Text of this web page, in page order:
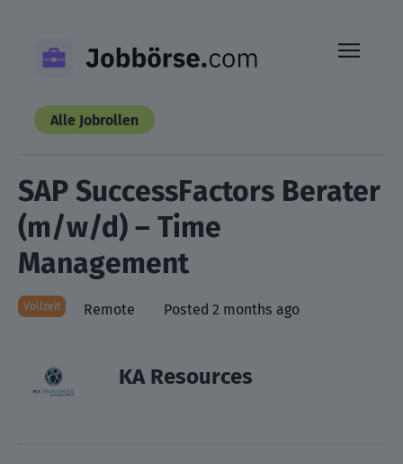
content
Alle Jobrollen
SAP SuccessFactors Berater
(m/w/d) – Time
Management
Vollzeit Remote Posted 2 months ago
KA Resources